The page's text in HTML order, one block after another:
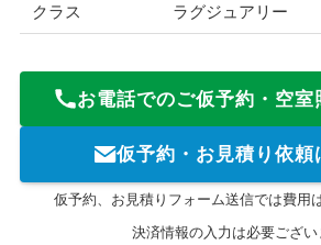
クラス ラグジュアリー
お電話でのご仮予約・空室
仮予約・お見積り依頼
仮予約、お見積りフォーム送信では費用
決済情報の入力は必要ござい